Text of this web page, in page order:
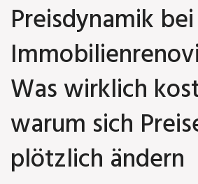
Preisdynamik bei
Was wirklich
warum sich
plötzlich ändern